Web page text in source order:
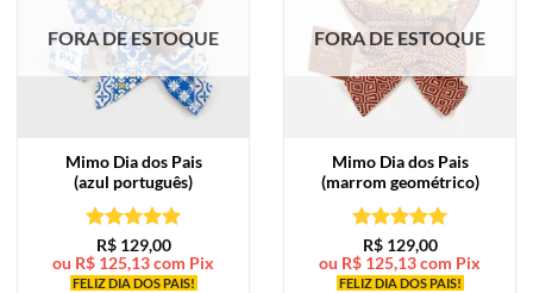
FORA DE ESTOQUE
Mimo Dia dos Pais
(azul português)
Avaliação5
de 5
R$129,00
ou R$ 125,13com Pix
FELIZ DIA DOS PAIS!
FORA DE ESTOQUE
Mimo Dia dos Pais
(marrom geométrico)
Avaliação5
de 5
R$129,00
ou R$ 125,13com Pix
FELIZ DIA DOS PAIS!